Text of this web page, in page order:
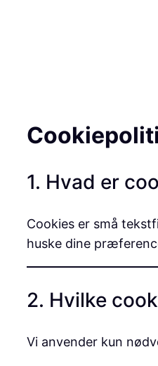
1. Hvad er
Cookies er små
huske dine
2. Hvilke
Vi anvender kun